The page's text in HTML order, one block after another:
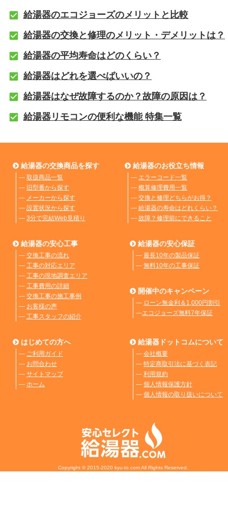
給湯器のエコジョーズのメリットと比較
給湯器の交換と修理のメリット・デメリットは？
給湯器の平均寿命はどのくらい？
給湯器はどれを選べばいいの？
給湯器はなぜ故障するのか？故障の原因は？
給湯器リモコンの便利な機能 特集一覧
給湯器の交換商品を探す
― 取扱商品一覧
― 旧型番から探す
― メーカーから探す
― 設置状況から探す
― 3分で完結Web見積り
給湯器のお役立ち情報
― エラーコード一覧
― 概算修理費用一覧
― 交換と修理どちらがお得？
― 給湯器の寿命はどれくらい？
― 故障？修理前にできること
給湯器の安心工事
― 交換工事の流れ
― 工事の対応エリア
― 工事の現地調査エリア
― 工事費用の詳細
― 交換工事の施工事例
― お客様の声
― 工事スタッフの紹介
給湯器の安心保証
― 最長10年の製品保証
― 無料10年の工事保証
開催中のキャンペーン
― ローン無金利＆1,000円割引
―エコジョーズ無料7年保証
はじめての方へ
― ご利用ガイド
― お問合わせ
― サイトマップ
― ホーム
給湯器ドットコムについて
― 会社概要
― 特定商取引法に基づく表記
― 利用規約
― 個人情報保護方針
― 個人情報の取り扱いについて
Copyright © 2015-2020 kyu-to.com All Rights Reserved.